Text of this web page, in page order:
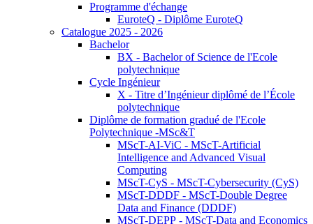
Programme d'échange
EuroteQ - Diplôme EuroteQ
Catalogue 2025 - 2026
Bachelor
BX - Bachelor of Science de l'Ecole
polytechnique
Cycle Ingénieur
X - Titre d’Ingénieur diplômé de l’École
polytechnique
Diplôme de formation gradué de l'Ecole
Polytechnique -MSc&T
MScT-AI-ViC - MScT-Artificial
Intelligence and Advanced Visual
Computing
MScT-CyS - MScT-Cybersecurity (CyS)
MScT-DDDF - MScT-Double Degree
Data and Finance (DDDF)
MScT-DEPP - MScT-Data and Economics